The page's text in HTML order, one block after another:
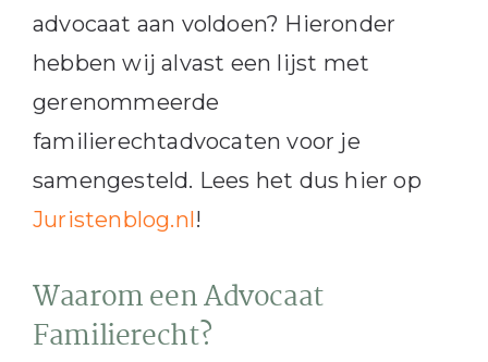
advocaat aan voldoen? Hieronder
hebben wij alvast een lijst met
gerenommeerde
familierechtadvocaten voor je
samengesteld. Lees het dus hier op
Juristenblog.nl !
Waarom een Advocaat
Familierecht?